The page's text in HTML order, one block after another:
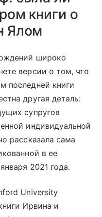
книги о
Ялом
широко
версии о том, что
последней книги
другая деталь:
супругов
индивидуальной
рассказала сама
в ее
2021 года.
University
Ирвина и